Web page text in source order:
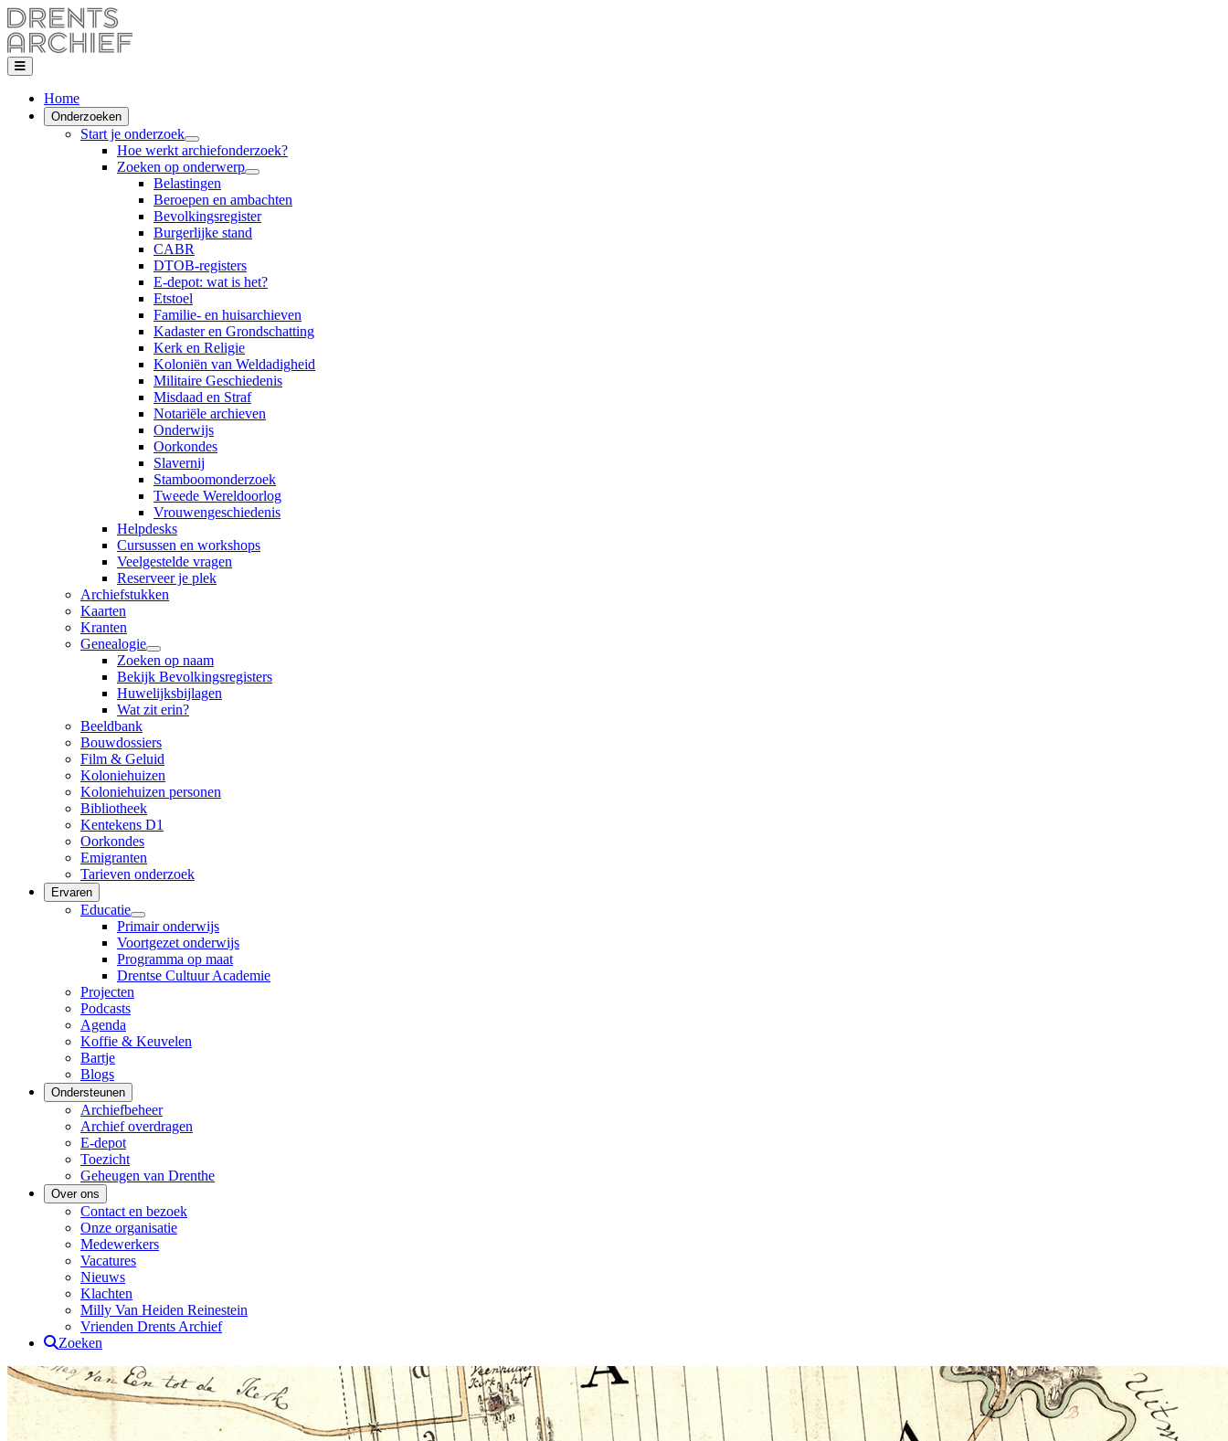
Home
Onderzoeken
Start je onderzoek
Hoe werkt archiefonderzoek?
Zoeken op onderwerp
Belastingen
Beroepen en ambachten
Bevolkingsregister
Burgerlijke stand
CABR
DTOB-registers
E-depot: wat is het?
Etstoel
Familie- en huisarchieven
Kadaster en Grondschatting
Kerk en Religie
Koloniën van Weldadigheid
Militaire Geschiedenis
Misdaad en Straf
Notariële archieven
Onderwijs
Oorkondes
Slavernij
Stamboomonderzoek
Tweede Wereldoorlog
Vrouwengeschiedenis
Helpdesks
Cursussen en workshops
Veelgestelde vragen
Reserveer je plek
Archiefstukken
Kaarten
Kranten
Genealogie
Zoeken op naam
Bekijk Bevolkingsregisters
Huwelijksbijlagen
Wat zit erin?
Beeldbank
Bouwdossiers
Film & Geluid
Koloniehuizen
Koloniehuizen personen
Bibliotheek
Kentekens D1
Oorkondes
Emigranten
Tarieven onderzoek
Ervaren
Educatie
Primair onderwijs
Voortgezet onderwijs
Programma op maat
Drentse Cultuur Academie
Projecten
Podcasts
Agenda
Koffie & Keuvelen
Bartje
Blogs
Ondersteunen
Archiefbeheer
Archief overdragen
E-depot
Toezicht
Geheugen van Drenthe
Over ons
Contact en bezoek
Onze organisatie
Medewerkers
Vacatures
Nieuws
Klachten
Milly Van Heiden Reinestein
Vrienden Drents Archief
Zoeken
Drents Archief